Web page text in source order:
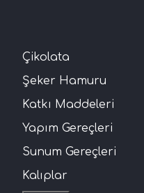
Çikolata
Şeker Hamuru
Katkı Maddeleri
Yapım Gereçleri
Sunum Gereçleri
Kalıplar